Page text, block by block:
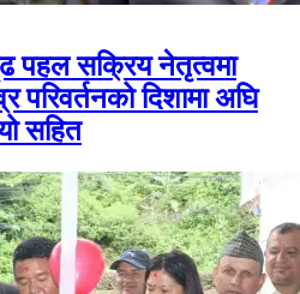
पहल सक्रिय नेतृत्वमा
परिवर्तनको दिशामा अघि
सहित